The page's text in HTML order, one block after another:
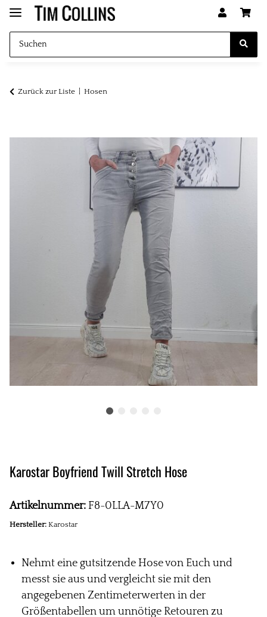
Zurück zur Liste Hosen
Karostar Boyfriend Twill Stretch Hose
Artikelnummer: F8-0LLA-M7Y0
Hersteller: Karostar
Nehmt eine gutsitzende Hose von Euch und
messt sie aus und vergleicht sie mit den
angegebenen Zentimeterwerten in der
Größentabellen um unnötige Retouren zu